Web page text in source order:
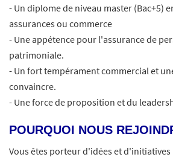
- Un diplome de niveau master (Bac+5)
assurances ou commerce
- Une appétence pour l'assurance de
patrimoniale.
- Un fort tempérament commercial et
convaincre.
- Une force de proposition et du
POURQUOI NOUS
Vous êtes porteur d'idées et d'initiatives